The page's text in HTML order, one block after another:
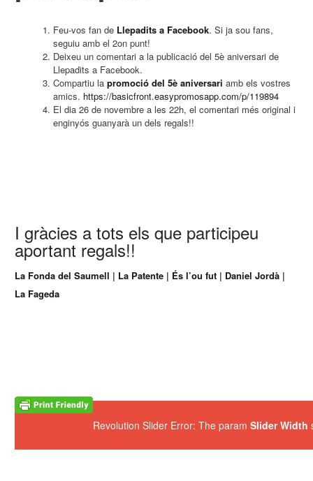
Feu-vos fan de Llepadits a Facebook. Si ja sou fans,
seguiu amb el 2on punt!
Deixeu un comentari a la publicació del 5è aniversari de
Llepadits a Facebook.
Compartiu lapromoció del 5è aniversari amb els vostres
amics. https://basicfront.easypromosapp.com/p/119894
El dia 26 de novembre a les 22h, el comentari més original i
enginyós guanyarà un dels regals!!
I gràcies a tots els que participeu
aportant regals!!
La Fonda del Saumell | La Patente | És l’ou fut | Daniel Jordà |
La Fageda
Revolution Slider Error: The paramSlider Width